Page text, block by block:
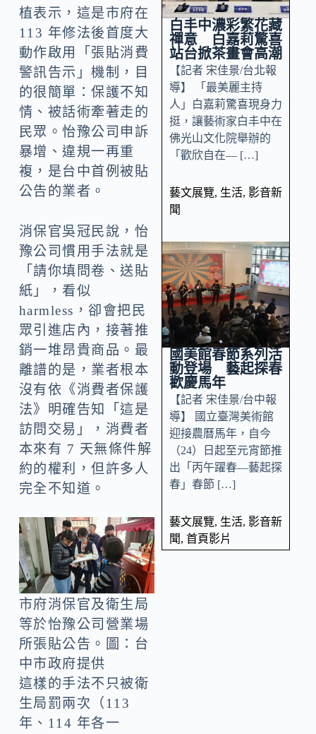
植表示，這是市府在
113 年修法後首度大
動作啟用「張貼消費
警訊告示」機制，目
的很簡單：保護不知
情、被話術牽著走的
民眾。怡豫公司申訴
暴增、違規一再重
複，是台中首例被貼
公告的業者。
消保官吳冠民說，怡
豫公司慣用手法就是
「請你填問卷、送貼
紙」，看似
harmless，卻會把民
眾引進店內，接著推
銷一堆昂貴商品。最
離譜的是，業者根本
沒有依《消費者保護
法》明確告知「這是
訪問交易」，消費者
本來有 7 天無條件解
約的權利，但許多人
完全不知道。
市府消保官及衛生局
等於怡豫公司營業場
所張貼公告。圖：台
中市政府提供
這樣的手法不只被衛
生局罰兩次（113
年、114 年各一
白丰中濃彩繁花藏
禪意 白嘉莉驚喜
站台掀茶畫會高潮
【記者 宋佳景/台北報
導】 「最美麗主持
人」白嘉莉驚喜現身力
挺，讓藝術家白丰中在
佛光山文化院舉辦的
「歡欣自在— […]
藝文展覽, 生活, 影音新
聞
國美館春節系列活
動登場 藝起探春
歡慶馬年
【記者 宋佳景/台中報
導】 國立臺灣美術館
迎接農曆馬年，自今
（24）日起至元宵節推
出「丙午躍春—藝起探
春」春節 […]
藝文展覽, 生活, 影音新
聞, 首頁影片